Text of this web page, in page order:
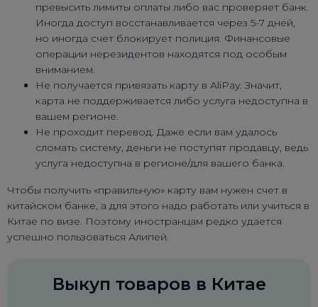
превысить лимиты оплаты либо вас проверяет банк.
Иногда доступ восстанавливается через 5-7 дней,
но иногда счет блокирует полиция. Финансовые
операции нерезидентов находятся под особым
вниманием.
Не получается привязать карту в AliPay. Значит,
карта не поддерживается либо услуга недоступна в
вашем регионе.
Не проходит перевод. Даже если вам удалось
сломать систему, деньги не поступят продавцу, ведь
услуга недоступна в регионе/для вашего банка.
Чтобы получить «правильную» карту вам нужен счет в
китайском банке, а для этого надо работать или учиться в
Китае по визе. Поэтому иностранцам редко удается
успешно пользоваться Алипей.
Выкуп товаров в Китае